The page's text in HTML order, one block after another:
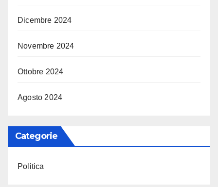
Dicembre 2024
Novembre 2024
Ottobre 2024
Agosto 2024
Categorie
Politica